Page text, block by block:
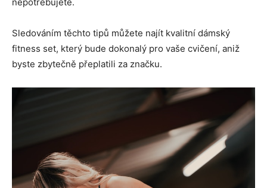
Sledováním těchto tipů můžete najít kvalitní dámský
fitness set, který bude dokonalý pro vaše cvičení, aniž
byste zbytečně přeplatili za značku.